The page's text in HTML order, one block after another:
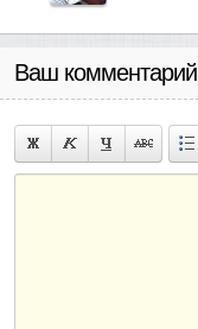
Ваш комментарий